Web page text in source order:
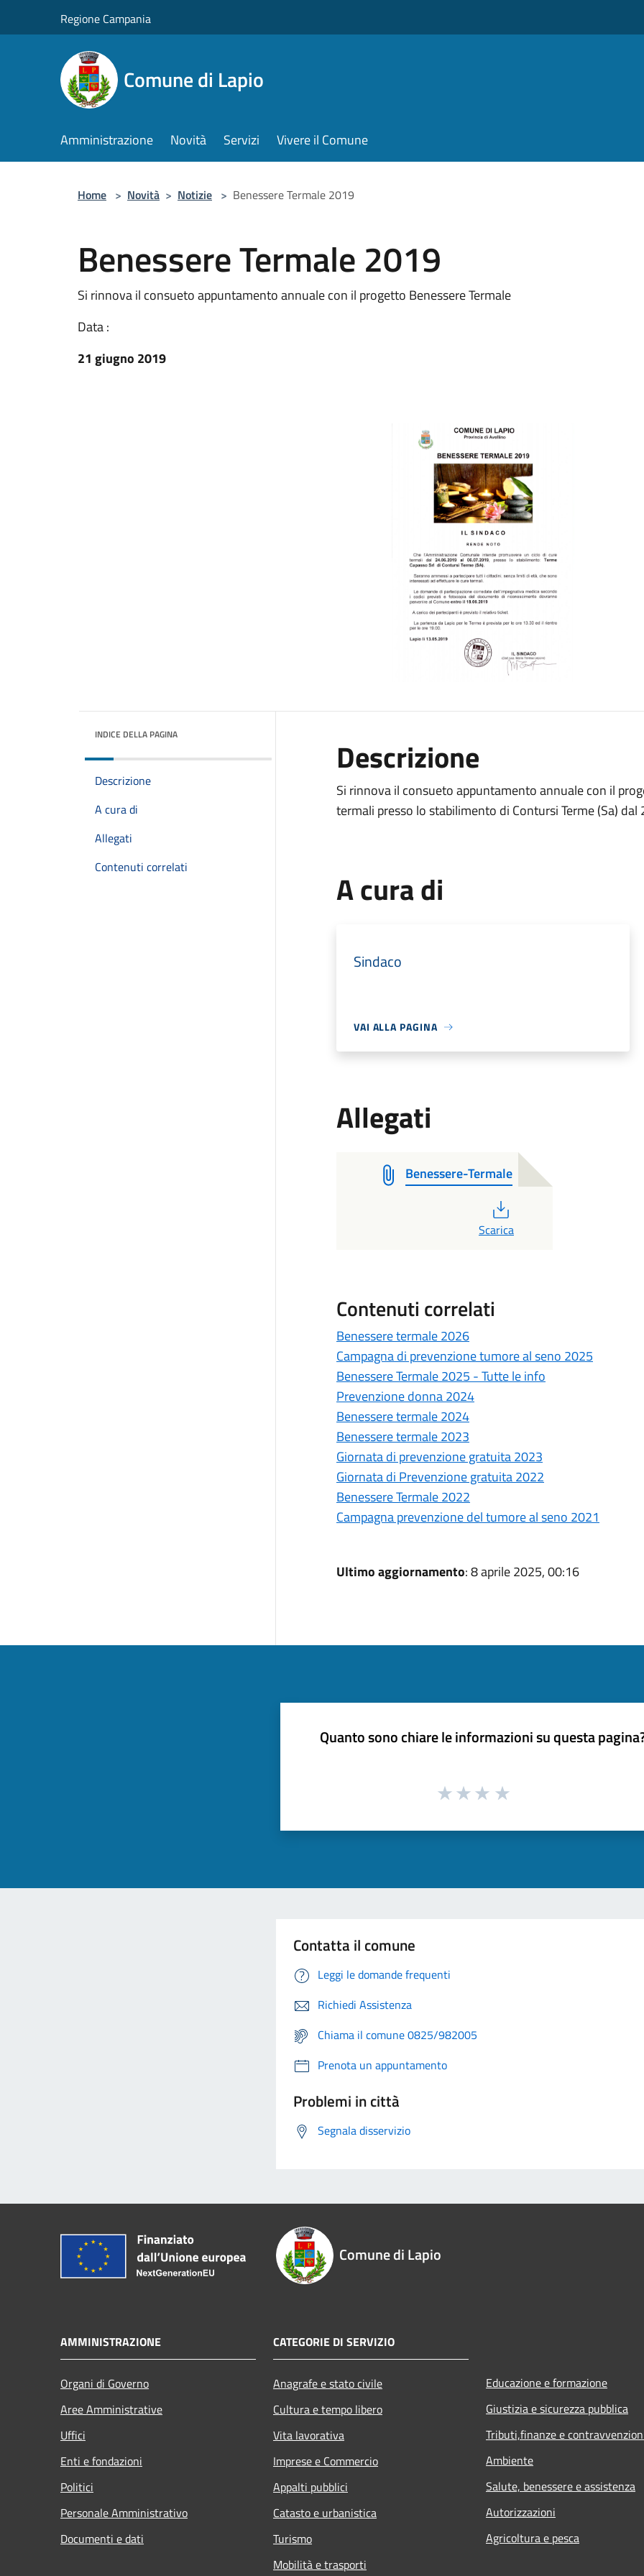
Regione Campania
Comune di Lapio
Amministrazione Novità Servizi Vivere il Comune
Home > Novità > Notizie > Benessere Termale 2019
Benessere Termale 2019
Si rinnova il consueto appuntamento annuale con il progetto Benessere Termale
Data :
21 giugno 2019
INDICE DELLA PAGINA
Descrizione
A cura di
Allegati
Contenuti correlati
Descrizione
Si rinnova il consueto appuntamento annuale con il
termali presso lo stabilimento di Contursi Terme (Sa)
A cura di
Sindaco
VAI ALLA PAGINA
Allegati
Benessere-Termale
Scarica
Contenuti correlati
Benessere termale 2026
Campagna di prevenzione tumore al seno 2025
Benessere Termale 2025 - Tutte le info
Prevenzione donna 2024
Benessere termale 2024
Benessere termale 2023
Giornata di prevenzione gratuita 2023
Giornata di Prevenzione gratuita 2022
Benessere Termale 2022
Campagna prevenzione del tumore al seno 2021
Ultimo aggiornamento: 8 aprile 2025, 00:16
Quanto sono chiare le informazioni su questa
Contatta il comune
Leggi le domande frequenti
Richiedi Assistenza
Chiama il comune 0825/982005
Prenota un appuntamento
Problemi in città
Segnala disservizio
Comune di Lapio
AMMINISTRAZIONE
Organi di Governo
Aree Amministrative
Uffici
Enti e fondazioni
Politici
Personale Amministrativo
Documenti e dati
CATEGORIE DI SERVIZIO
Anagrafe e stato civile
Cultura e tempo libero
Vita lavorativa
Imprese e Commercio
Appalti pubblici
Catasto e urbanistica
Turismo
Mobilità e trasporti
Educazione e formazione
Giustizia e sicurezza pubblica
Tributi,finanze e
Ambiente
Salute, benessere e assistenza
Autorizzazioni
Agricoltura e pesca